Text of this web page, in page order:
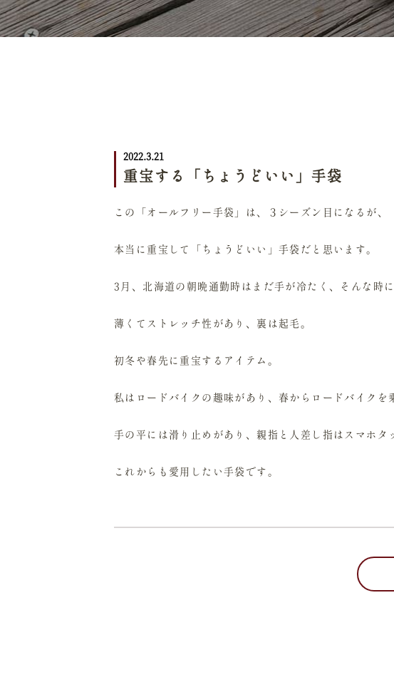
2022.3.21
重宝する「ちょうどいい」手袋
この「オールフリー手袋」は、３シーズン目になるが、
本当に重宝して「ちょうどいい」手袋だと思います。
3月、北海道の朝晩通勤時はまだ手が冷たく、そんな時
薄くてストレッチ性があり、裏は起毛。
初冬や春先に重宝するアイテム。
私はロードバイクの趣味があり、春からロードバイクを
手の平には滑り止めがあり、親指と人差し指はスマホタ
これからも愛用したい手袋です。